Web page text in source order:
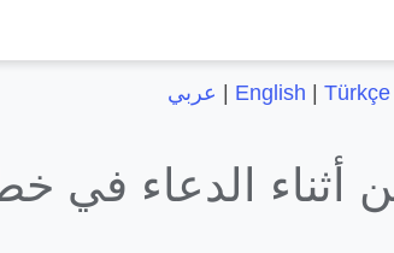
عربي English Türkçe
أثناء الدعاء في